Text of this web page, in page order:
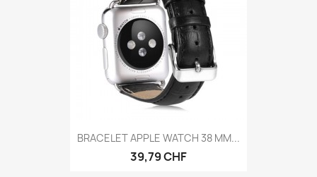
BRACELET APPLE WATCH 38 MM...
39,79 CHF